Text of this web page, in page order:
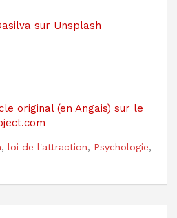
sur Unsplash
original (en Angais) sur le
, loi de l'attraction, Psychologie,